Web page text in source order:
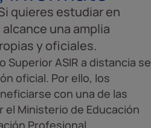
quieres estudiar en
una amplia
y oficiales.
Superior ASIR a distancia se
oficial. Por ello, los
con una de las
el Ministerio de Educación
Profesional.